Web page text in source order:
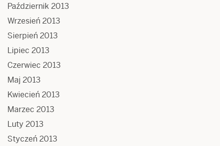
Październik 2013
Wrzesień 2013
Sierpień 2013
Lipiec 2013
Czerwiec 2013
Maj 2013
Kwiecień 2013
Marzec 2013
Luty 2013
Styczeń 2013